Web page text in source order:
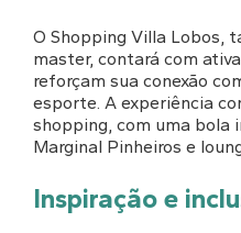
O Shopping Villa Lobos,
master, contará com
reforçam sua conexão
esporte. A experiência
shopping, com uma bola
Marginal Pinheiros e
Inspiração e